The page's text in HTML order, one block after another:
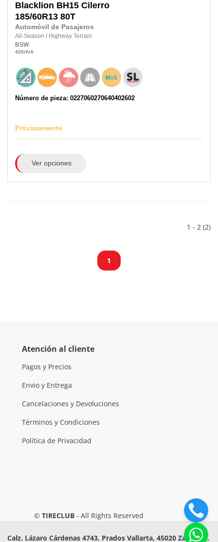
Blacklion BH15 Cilerro
185/60R13 80T
Automóvil de Pasajeros
All-Season / Highway Terrain
BSW
420/A/A
Número de pieza: 0227060270640402602
Próximamente
Ver opciones
1 - 2 (2)
1
Atención al cliente
Pagos y Precios
Envio y Entrega
Cancelaciones y Devoluciones
Términos y Condiciones
Política de Privacidad
© TIRECLUB - All Rights Reserved
Calz. Lázaro Cárdenas 4743, Prados Vallarta, 45020 Zapopan,